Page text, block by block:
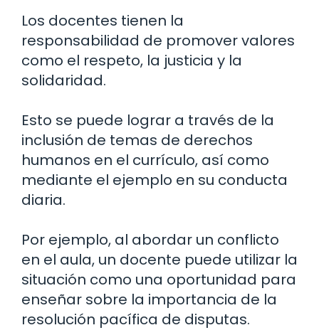
Los docentes tienen la
responsabilidad de promover valores
como el respeto, la justicia y la
solidaridad.
Esto se puede lograr a través de la
inclusión de temas de derechos
humanos en el currículo, así como
mediante el ejemplo en su conducta
diaria.
Por ejemplo, al abordar un conflicto
en el aula, un docente puede utilizar la
situación como una oportunidad para
enseñar sobre la importancia de la
resolución pacífica de disputas.